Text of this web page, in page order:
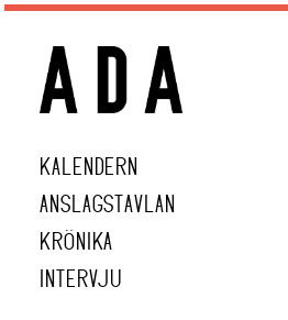
KALENDERN
ANSLAGSTAVLAN
KRÖNIKA
INTERVJU